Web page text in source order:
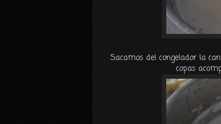
Sacamos del congelador la
copas